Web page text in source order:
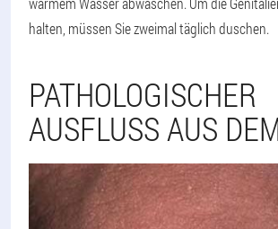
halten, müssen Sie zweimal täglich duschen.
PATHOLOGISCHER
AUSFLUSS AUS